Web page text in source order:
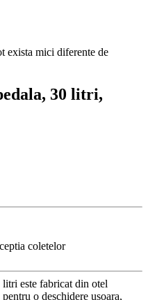
exista mici diferente de
30 litri,
coletelor
este fabricat din otel
o deschidere usoara,